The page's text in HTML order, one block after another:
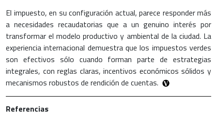
El impuesto, en su configuración actual, parece responder más
a necesidades recaudatorias que a un genuino interés por
transformar el modelo productivo y ambiental de la ciudad. La
experiencia internacional demuestra que los impuestos verdes
son efectivos sólo cuando forman parte de estrategias
integrales, con reglas claras, incentivos económicos sólidos y
mecanismos robustos de rendición de cuentas.
Referencias